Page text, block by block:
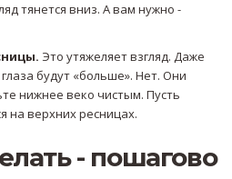
тянется вниз. А вам нужно -
Это утяжеляет взгляд. Даже
будут «больше». Нет. Они
нижнее веко чистым. Пусть
на верхних ресницах.
- пошагово